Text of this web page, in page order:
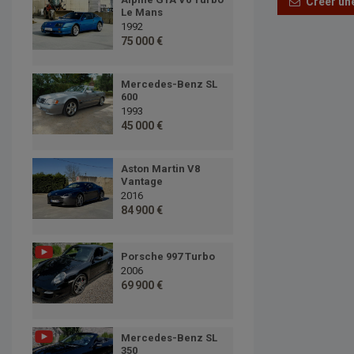
Le Mans
1992
75 000 €
Mercedes-Benz SL
600
1993
45 000 €
Aston Martin V8
Vantage
2016
84 900 €
Porsche 997 Turbo
2006
69 900 €
Mercedes-Benz SL
350